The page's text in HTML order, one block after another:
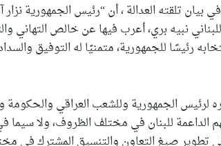
بيان تلقته العدالة ، أن “رئيس الجمهورية
نبيه بري، أعرب فيها عن خالص التهاني
رئيسًا للجمهورية، متمنيًا له التوفيق
لرئيس الجمهورية وللشعب العراقي
الداعمة للبنان في مختلف الظروف، ولا سيما
تطوير صيغ التعاون والتنسيق المشترك في